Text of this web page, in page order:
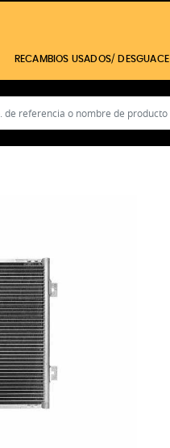
RECAMBIOS USADOS/ DESGUACE